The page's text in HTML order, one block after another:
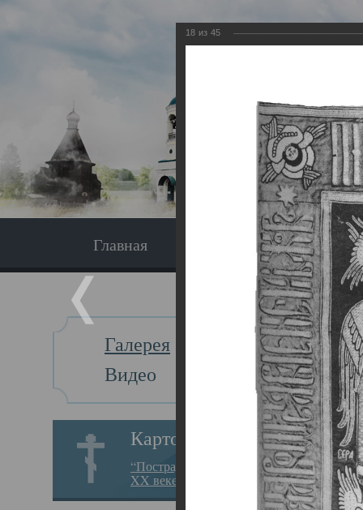
Главная Экскурсия
Галерея
Видео
Картотека
“Пострадавшие за веру в
XX веке на Севере”
Главная
18 из 45